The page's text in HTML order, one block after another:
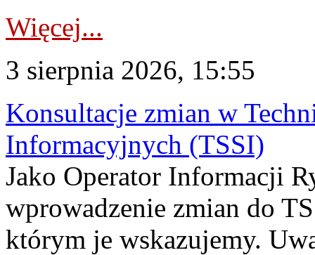
Więcej...
3 sierpnia 2026, 15:55
Konsultacje zmian w
Informacyjnych (TSSI)
Jako Operator Informacji
wprowadzenie zmian do
którym je wskazujemy.